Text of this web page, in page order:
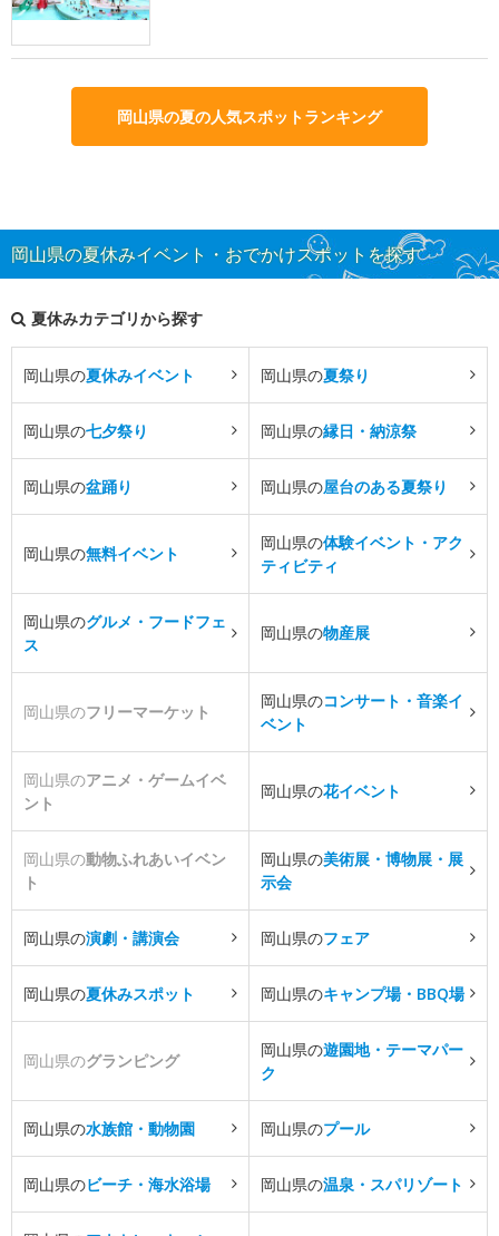
岡山県の夏の人気スポットランキング
岡山県の夏休みイベント・おでかけスポットを探す
夏休みカテゴリから探す
岡山県の夏休みイベント 岡山県の夏祭り
岡山県の七夕祭り 岡山県の縁日・納涼祭
岡山県の盆踊り 岡山県の屋台のある夏祭り
岡山県の無料イベント
岡山県の体験イベント・アク
ティビティ
岡山県のグルメ・フードフェ
ス
岡山県の物産展
岡山県のフリーマーケット
岡山県のコンサート・音楽イ
ベント
岡山県のアニメ・ゲームイベ
ント
岡山県の花イベント
岡山県の動物ふれあいイベン
ト
岡山県の美術展・博物展・展
示会
岡山県の演劇・講演会 岡山県のフェア
岡山県の夏休みスポット 岡山県のキャンプ場・BBQ場
岡山県のグランピング
岡山県の遊園地・テーマパー
ク
岡山県の水族館・動物園 岡山県のプール
岡山県のビーチ・海水浴場 岡山県の温泉・スパリゾート